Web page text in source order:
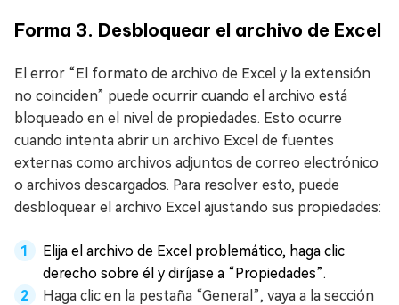
Forma 3. Desbloquear el archivo de Excel
El error “El formato de archivo de Excel y la extensión
no coinciden” puede ocurrir cuando el archivo está
bloqueado en el nivel de propiedades. Esto ocurre
cuando intenta abrir un archivo Excel de fuentes
externas como archivos adjuntos de correo electrónico
o archivos descargados. Para resolver esto, puede
desbloquear el archivo Excel ajustando sus propiedades:
Elija el archivo de Excel problemático, haga clic
derecho sobre él y diríjase a “Propiedades”.
Haga clic en la pestaña “General”, vaya a la sección